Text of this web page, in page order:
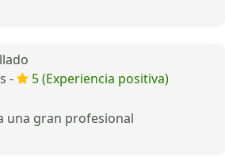
-
5 (Experiencia positiva)
una gran profesional